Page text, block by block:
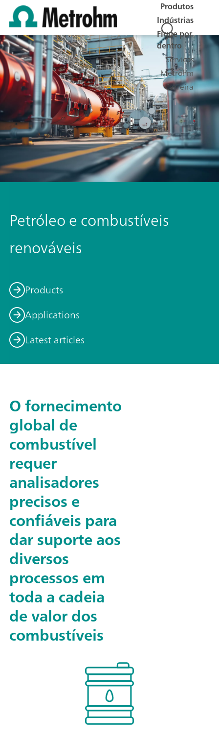
Produtos
Indústrias
Fique por
dentro
Serviços
Metrohm
Carreira
Petróleo e combustíveis
renováveis
Products
Applications
Latest articles
O fornecimento
global de
combustível
requer
analisadores
precisos e
confiáveis para
dar suporte aos
diversos
processos em
toda a cadeia
de valor dos
combustíveis